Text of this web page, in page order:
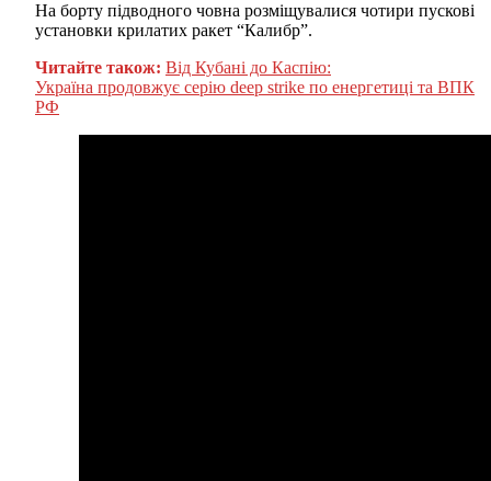
На борту підводного човна розміщувалися чотири пускові
установки крилатих ракет “Калибр”.
Читайте також: Від Кубані до Каспію:
Україна продовжує серію deep strike по енергетиці та ВПК
РФ